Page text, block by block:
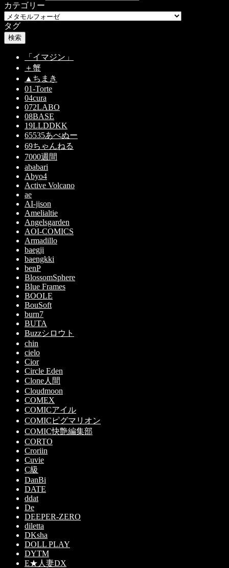
カテゴリー
タグ
検索
「イマジン」
＋蟹
▲ちまき
01-Torte
04cura
072LABO
08BASE
19LLDDKK
65535あべぬー
69ちゃんねる
7000週間
ababari
Abyo4
Active Volcano
ae
AI-jison
Amelialtie
Angelsgarden
AOI-COMICS
Armadillo
baegji
baengkki
benP
BlossomSphere
Blue Frames
BOOLE
BouSoft
burn7
BUTA
Buzzシロウト
chin
cielo
Cior
Circle Eden
Clone人間
Cloudmoon
COMEX
COMICアイル
COMICピグマリオン
COMIC快艶編集部
CORTO
Croriin
Cuvie
C級
DanBi
DATE
ddat
De
DEEPER-ZERO
diletta
DKsha
DOLL PLAY
DYTM
E★人妻DX